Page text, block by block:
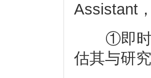
Assistant
①即时章
估其与研